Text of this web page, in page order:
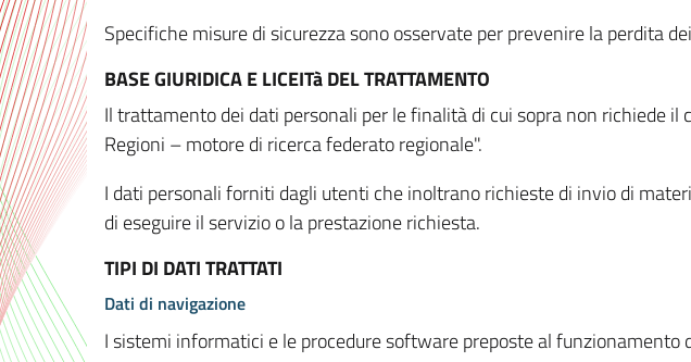
Specifiche misure di sicurezza sono osservate per prevenire la perdita
BASE GIURIDICA E LICEITà DEL TRATTAMENTO
Il trattamento dei dati personali per le finalità di cui sopra non richiede
Regioni – motore di ricerca federato regionale".
I dati personali forniti dagli utenti che inoltrano richieste di invio di
di eseguire il servizio o la prestazione richiesta.
TIPI DI DATI TRATTATI
Dati di navigazione
I sistemi informatici e le procedure software preposte al